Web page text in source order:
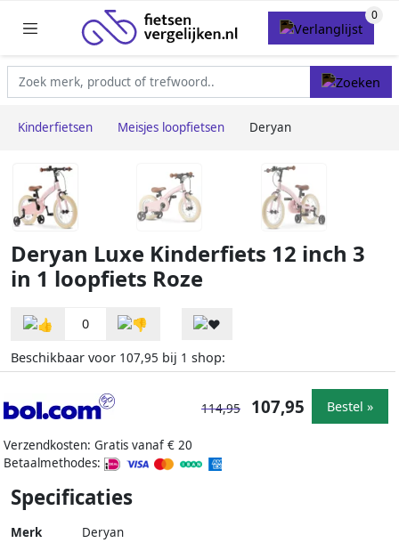
Kinderfietsen Meisjes loopfietsen Deryan
Deryan Luxe Kinderfiets 12 inch 3
in 1 loopfiets Roze
0
Beschikbaar voor 107,95 bij 1 shop:
Verzendkosten: Gratis vanaf € 20
Betaalmethodes:
114,95 107,95 Bestel »
Specificaties
Merk Deryan